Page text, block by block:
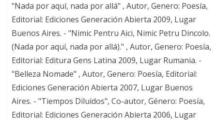
"Nada por aquí, nada por allá" , Autor, Genero: Poesía,
Editorial: Ediciones Generación Abierta 2009, Lugar
Buenos Aires. - "Nimic Pentru Aici, Nimic Petru Dincolo.
(Nada por aquí, nada por allá)." , Autor, Genero: Poesía,
Editorial: Editura Gens Latina 2009, Lugar Rumania. -
"Belleza Nomade" , Autor, Genero: Poesía, Editorial:
Ediciones Generación Abierta 2007, Lugar Buenos
Aires. - "Tiempos Diluidos", Co-autor, Género: Poesía,
Editorial: Ediciones Generación Abierta 2006, Lugar